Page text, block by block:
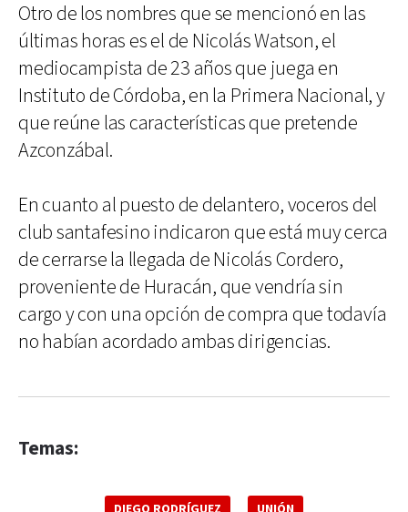
Otro de los nombres que se mencionó en las
últimas horas es el de Nicolás Watson, el
mediocampista de 23 años que juega en
Instituto de Córdoba, en la Primera Nacional, y
que reúne las características que pretende
Azconzábal.
En cuanto al puesto de delantero, voceros del
club santafesino indicaron que está muy cerca
de cerrarse la llegada de Nicolás Cordero,
proveniente de Huracán, que vendría sin
cargo y con una opción de compra que todavía
no habían acordado ambas dirigencias.
Temas: